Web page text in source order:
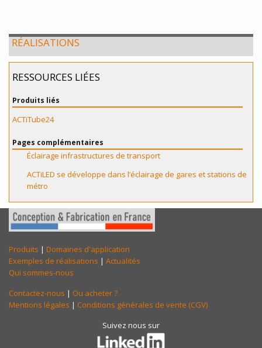
RÉALISATIONS
RESSOURCES LIÉES
Produits liés
ACTiTube24
Pages complémentaires
Éclairage infrastructures de transport
ACTiLED se développe dans l’éclairage de gares et stations de
métro
Produits | Domaines d'application
Exemples de réalisations | Actualités
Qui sommes-nous
Contactez-nous | Ou acheter ?
Mentions légales | Conditions générales de vente (CGV)
Suivez nous sur